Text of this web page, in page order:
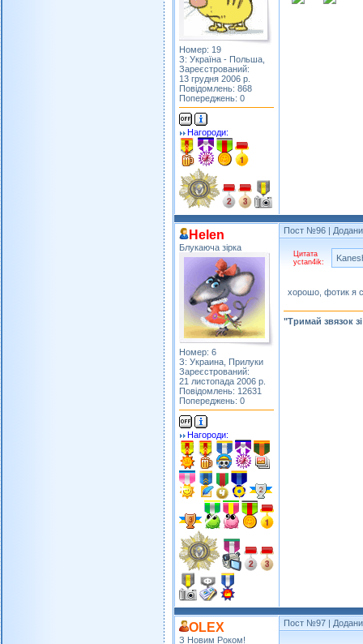
Номер: 19
З: Україна - Польша,
Зареєстрований:
13 грудня 2006 р.
Повідомлень: 868
Попереджень: 0
Нагороди:
Helen
Блукаюча зірка
Номер: 6
З: Украина, Прилуки
Зареєстрований:
21 листопада 2006 р.
Повідомлень: 12631
Попереджень: 0
Нагороди:
Пост №96 |
Цитата
yctan4ik:
хорошо, фотик я
"Тримай звязок
OLEX
З Новим Роком!
Пост №97 |